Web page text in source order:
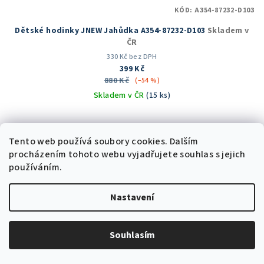
Tento web používá soubory cookies. Dalším
procházením tohoto webu vyjadřujete souhlas s jejich
používáním.
Nastavení
Souhlasím
Dětské hodinky JNEW Jahůdka A354-87232-D103 Skladem v
ČR
330 Kč bez DPH
399 Kč
880 Kč (–54 %)
Skladem v ČR(15 ks)
hodnocení
produktu
je
5,0
5
hvězdiček.
Do košíku
KÓD: A354-87232-D103
Trvale nízká cena